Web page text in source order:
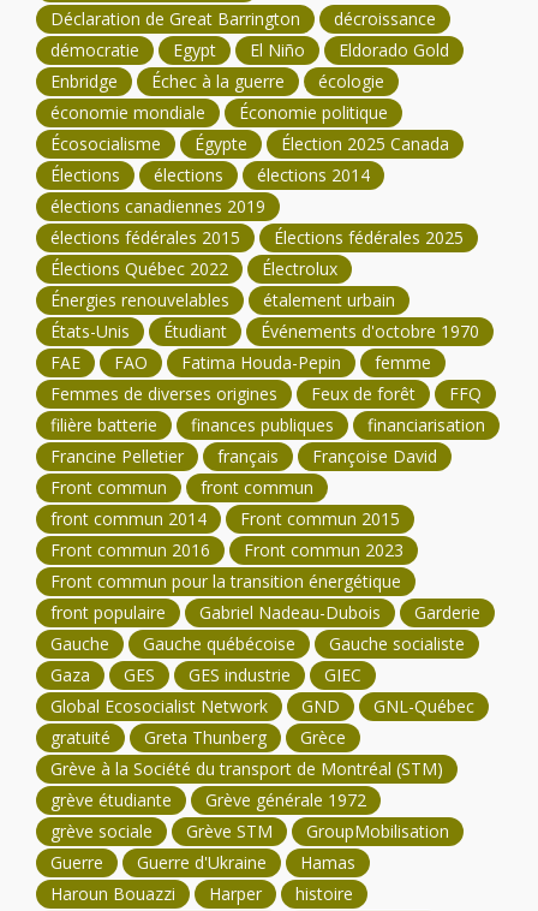
Déclaration de Great Barrington
décroissance
démocratie
Egypt El Niño
Eldorado Gold
Enbridge
Échec à la guerre
écologie
économie mondiale
Économie politique
Écosocialisme
Égypte
Élection 2025 Canada
Élections
élections
élections 2014
élections canadiennes 2019
élections fédérales 2015
Élections fédérales 2025
Élections Québec 2022
Électrolux
Énergies renouvelables
étalement urbain
États-Unis
Étudiant
Événements d'octobre 1970
FAE
FAO Fatima Houda-Pepin
femme
Femmes de diverses origines
Feux de forêt
FFQ
filière batterie
finances publiques
financiarisation
Francine Pelletier
français
Françoise David
Front commun
front commun
front commun 2014
Front commun 2015
Front commun 2016
Front commun 2023
Front commun pour la transition énergétique
front populaire
Gabriel Nadeau-Dubois
Garderie
Gauche
Gauche québécoise
Gauche socialiste
Gaza
GES GES industrie
GIEC
Global Ecosocialist Network
GND
GNL-Québec
gratuité
Greta Thunberg
Grèce
Grève à la Société du transport de Montréal (STM)
grève étudiante
Grève générale 1972
grève sociale
Grève STM
GroupMobilisation
Guerre
Guerre d'Ukraine
Hamas
Haroun Bouazzi
Harper
histoire